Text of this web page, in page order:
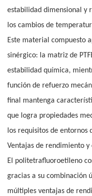
estabilidad dimensional y
los cambios de
Este material compuesto
sinérgico: la matriz de
estabilidad química,
función de refuerzo
final mantenga
que logra propiedades
los requisitos de entornos
Ventajas de rendimiento
El politetrafluoroetileno
gracias a su combinación
múltiples ventajas de